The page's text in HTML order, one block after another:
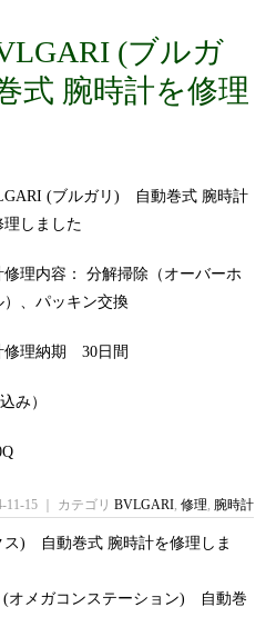
(ブルガ
式 腕時計を修理
(ブルガリ) 自動巻式 腕時計
理しました
修理内容： 分解掃除（オーバーホ
）、パッキン交換
修理納期 30日間
み）
11-15 ｜ カテゴリ BVLGARI, 修理, 腕時計
ス) 自動巻式 腕時計を修理しま
(オメガコンステーション) 自動巻